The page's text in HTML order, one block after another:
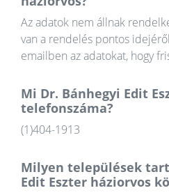
Az adatok nem állnak
van a rendelés pontos
emailben az adatokat, hogy
Mi Dr. Bánhegyi Edit
telefonszáma?
(1)404-1913
Milyen települések
Edit Eszter háziorvos